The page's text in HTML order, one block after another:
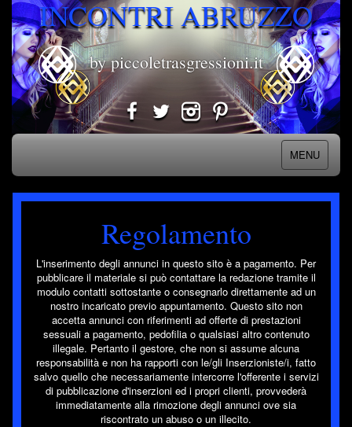
INCONTRI ABRUZZO
by piccoletrasgressioni.it
MENU
Regolamento
L'inserimento degli annunci in questo sito è a pagamento. Per
pubblicare il materiale si può contattare la redazione tramite il
modulo contatti sottostante o consegnarlo direttamente ad un
nostro incaricato previo appuntamento. Questo sito non
accetta annunci con riferimenti ad offerte di prestazioni
sessuali a pagamento, pedofilia o qualsiasi altro contenuto
illegale. Pertanto il gestore, che non si assume alcuna
responsabilità e non ha rapporti con le/gli Inserzioniste/i, fatto
salvo quello che necessariamente intercorre l'offerente i servizi
di pubblicazione d'inserzioni ed i propri clienti, provvederà
immediatamente alla rimozione degli annunci ove sia
riscontrato un abuso o un illecito.